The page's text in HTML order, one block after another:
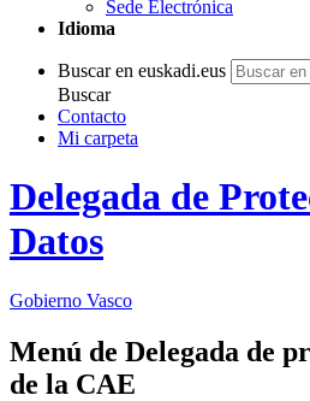
Sede Electrónica
Idioma
Buscar en euskadi.eus
Buscar
Contacto
Mi carpeta
Delegada de
Datos
Gobierno Vasco
Menú de Delegada de
de la CAE